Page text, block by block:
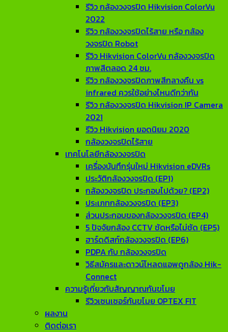
รีวิว กล้องวงจรปิด Hikvision ColorVu
2022
รีวิว กล้องวงจรปิดไร้สาย หรือ กล้อง
วงจรปิด Robot
รีวิว Hikvision ColorVu กล้องวงจรปิด
ภาพสีตลอด 24 ชม.
รีวิว กล้องวงจรปิดภาพสีกลางคืน vs
infrared ควรใช้อย่างไหนดีกว่ากัน
รีวิว กล้องวงจรปิด Hikvision IP Camera
2021
รีวิว Hikvision ยอดนิยม 2020
กล้องวงจรปิดไร้สาย
เทคโนโลยีกล้องวงจรปิด
เครื่องบันทึกรุ่นใหม่ Hikvision eDVRs
ประวัติกล้องวงจรปิด (EP1)
กล้องวงจรปิด ประกอบไปด้วย? (EP2)
ประเภทกล้องวงจรปิด (EP3)
ส่วนประกอบของกล้องวงจรปิด (EP4)
5 ปัจจัยกล้อง CCTV ชัดหรือไม่ชัด (EP5)
ฮาร์ดดิสก์กล้องวงจรปิด (EP6)
PDPA กับ กล้องวงจรปิด
วิธีสมัครและดาวน์โหลดแอพดูกล้อง Hik-
Connect
ความรู้เกี่ยวกับสัญญาณกันขโมย
รีวิวเซนเซอร์กันขโมย OPTEX FIT
ผลงาน
ติดต่อเรา